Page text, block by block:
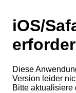
iOS/
Diese
Version leider
Bitte aktualisiere